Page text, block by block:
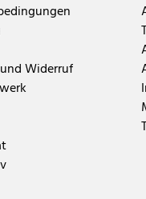
Widerruf